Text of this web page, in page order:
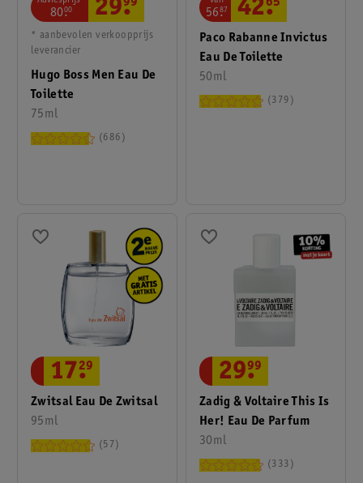
Hugo Boss Men Eau De
Toilette
75ml
80.
00 29.
* aanbevolen verkoopprijs
leverancier
686
Paco Rabanne Invictus
Eau De Toilette
50ml
56.
87 42.
379
Zwitsal Eau De Zwitsal
95ml
17.
29
57
Zadig & Voltaire This Is
Her! Eau De Parfum
30ml
29.
99
333